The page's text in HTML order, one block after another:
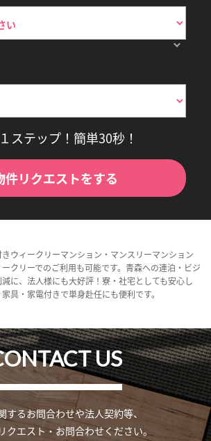
ステップ！簡単30秒！
件リクエストをする
ウィークリーマンション・マンスリーマンション
クリーでのご利用も可能です。青森への連泊・ビジ
に、法人様にも大好評！寮・社宅としても安心し
具・家電付きで単身赴任にも便利です。
US
するお問合わせや法人契約等、
クエスト・お問合わせください。